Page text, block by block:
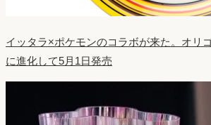
イッタラ×ポケモンのコラボが来た。オリ
に進化して5月1日発売